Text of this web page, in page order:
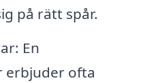
på rätt spår.
En
ofta